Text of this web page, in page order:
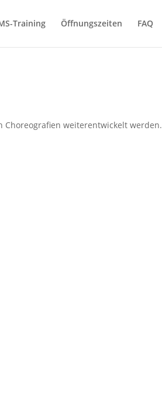
Training Öffnungszeiten FAQ
Choreografien weiterentwickelt werden.